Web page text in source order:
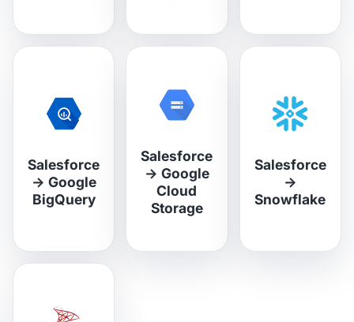
Salesforce
→ Google
BigQuery
Salesforce
→ Google
Cloud
Storage
Salesforce
→
Snowflake